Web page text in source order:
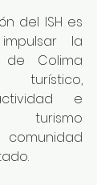
del ISH es
la
Colima
e
turismo